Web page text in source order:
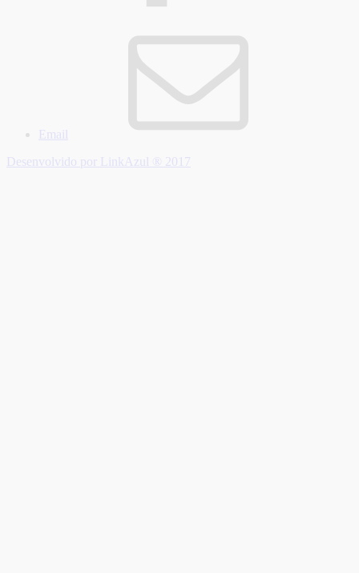
Email
Desenvolvido por LinkAzul ® 2017